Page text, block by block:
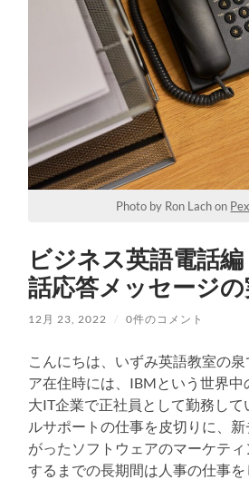
Photo by Ron Lach on
ビジネス英語電話
話応答メッセージの
12月 23, 2022 / 0件のコメント
こんにちは、いずみ英語教室の
ア在住時には、IBMという世界中
大IT企業で正社員として勤務して
ルサポートの仕事を皮切りに、
がったソフトウェアのマーケテ
するまでの長期間は人事の仕事を